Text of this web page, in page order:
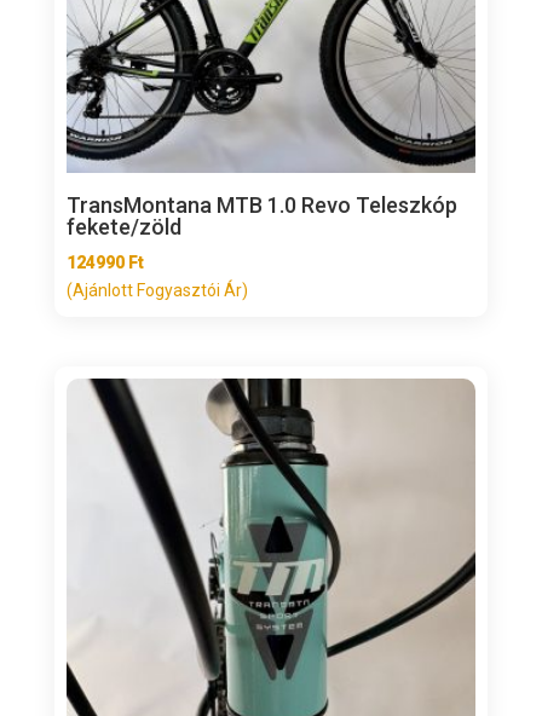
TransMontana MTB 1.0 Revo Teleszkóp
fekete/zöld
124990 Ft
(Ajánlott Fogyasztói Ár)